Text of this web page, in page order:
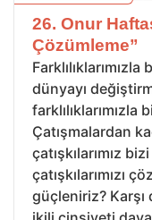
26. Onur
Çözümleme”
dünyayı
Çatışmalardan
çatışkılarımız
çatışkılarımızı
güçleniriz?